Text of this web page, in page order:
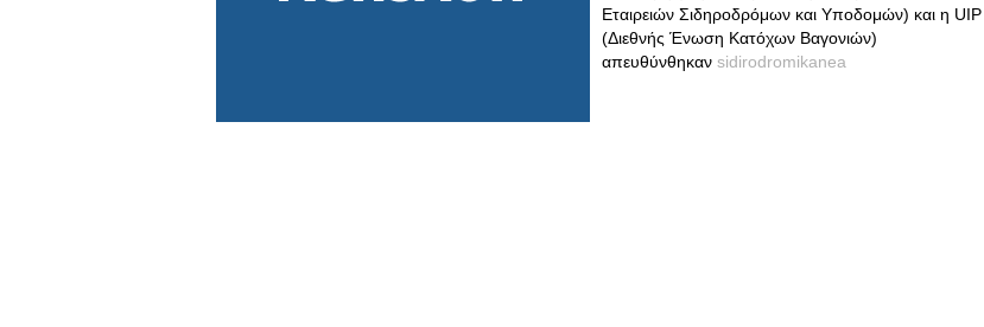
Εταιρειών Σιδηροδρόμων και Υποδομών) και η UIP
(Διεθνής Ένωση Κατόχων Βαγονιών)
απευθύνθηκαν sidirodromikanea